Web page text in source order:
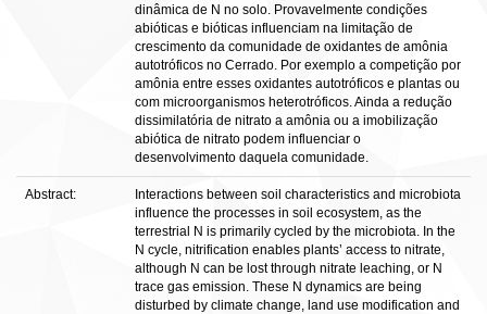
dinâmica de N no solo. Provavelmente condições
abióticas e bióticas influenciam na limitação de
crescimento da comunidade de oxidantes de amônia
autotróficos no Cerrado. Por exemplo a competição por
amônia entre esses oxidantes autotróficos e plantas ou
com microorganismos heterotróficos. Ainda a redução
dissimilatória de nitrato a amônia ou a imobilização
abiótica de nitrato podem influenciar o
desenvolvimento daquela comunidade.
Abstract:
Interactions between soil characteristics and microbiota
influence the processes in soil ecosystem, as the
terrestrial N is primarily cycled by the microbiota. In the
N cycle, nitrification enables plants’ access to nitrate,
although N can be lost through nitrate leaching, or N
trace gas emission. These N dynamics are being
disturbed by climate change, land use modification and